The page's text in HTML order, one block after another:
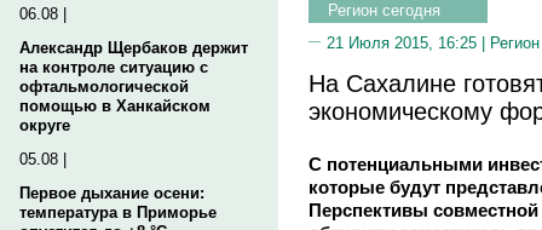
06.08 |
Александр Щербаков держит
на контроле ситуацию с
офтальмологической
помощью в Ханкайском
округе
05.08 |
Первое дыхание осени:
температура в Приморье
Регион сегодня
21 Июля 2015, 16:25 |
На Сахалине
экономическому
С потенциальными
которые будут
Перспективы